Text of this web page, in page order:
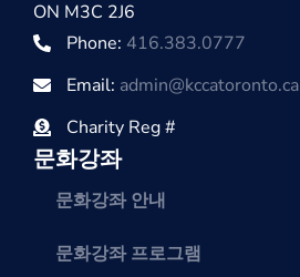
ON M3C 2J6
Phone: 416.383.0777
Email: admin@kccatoronto.ca
Charity Reg #
문화강좌
문화강좌 안내
문화강좌 프로그램